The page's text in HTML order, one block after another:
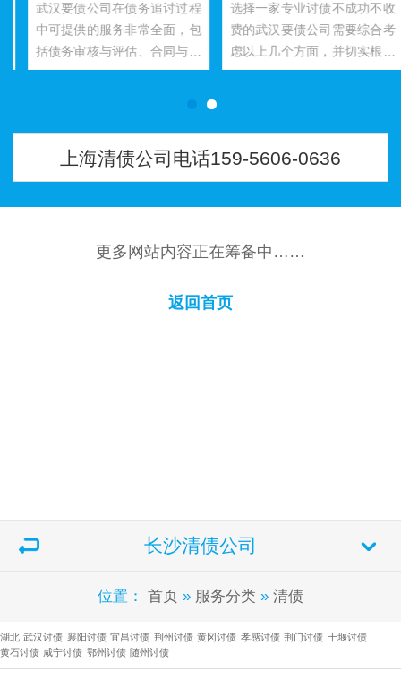
武汉要债公司在债务追讨过程
中可提供的服务非常全面，包
括债务审核与评估、合同与法
律咨询、催收及谈判服务、法
选择一家专业讨债不成功不收
费的武汉要债公司需要综合考
虑以上几个方面，并切实根据
企业的实际需求作出相应的选
上海清债公司电话159-5606-0636
更多网站内容正在筹备中……
返回首页
长沙清债公司
位置： 首页 » 服务分类 » 清债
湖北 武汉讨债 襄阳讨债 宜昌讨债 荆州讨债 黄冈讨债 孝感讨债 荆门讨债 十堰讨债
黄石讨债 咸宁讨债 鄂州讨债 随州讨债